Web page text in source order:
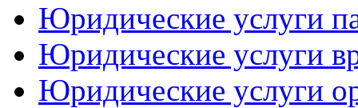
Юридические услуги
Юридические услуги
Юридические услуги